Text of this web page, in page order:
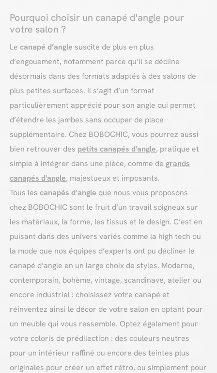
Pourquoi choisir un canapé d'angle pour
votre salon ?
Le canapé d’angle suscite de plus en plus
d’engouement, notamment parce qu’il se décline
désormais dans des formats adaptés à des salons de
plus petites surfaces. Il s’agit d’un format
particulièrement apprécié pour son angle qui permet
d’étendre les jambes sans occuper de place
supplémentaire. Chez BOBOCHIC, vous pourrez aussi
bien retrouver des petits canapés d'angle, pratique et
simple à intégrer dans une pièce, comme de grands
canapés d'angle, majestueux et imposants.
Tous les canapés d’angle que nous vous proposons
chez BOBOCHIC sont le fruit d’un travail soigneux sur
les matériaux, la forme, les tissus et le design. C’est en
puisant dans des univers variés comme la high tech ou
la mode que nos équipes d’experts ont pu décliner le
canapé d’angle en un large choix de styles. Moderne,
contemporain, bohème, vintage, scandinave, atelier ou
encore industriel : choisissez votre canapé et
réinventez ainsi le décor de votre salon en optant pour
un meuble qui vous ressemble. Optez également pour
votre coloris de prédilection : des couleurs neutres
pour un intérieur raffiné ou encore des teintes plus
originales pour créer un effet rétro, ou simplement pour